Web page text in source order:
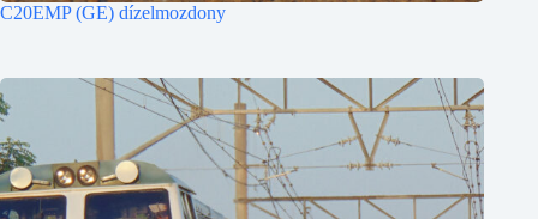
C20EMP (GE) dízelmozdony